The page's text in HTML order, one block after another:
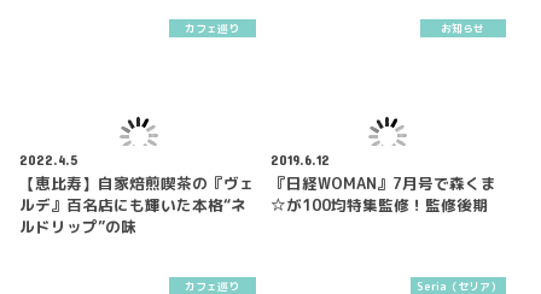
カフェ巡り
2022.4.5
【恵比寿】自家焙煎喫茶の『ヴェ
ルデ』百名店にも輝いた本格“ネ
ルドリップ”の味
お知らせ
2019.6.12
『日経WOMAN』7月号で森くま
☆が100均特集監修！監修後期
カフェ巡り Seria（セリア）